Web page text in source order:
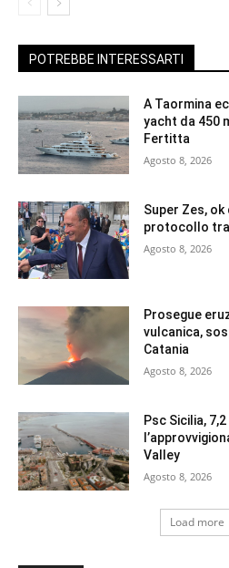
POTREBBE INTERESSARTI
A Taormina
yacht da 450
Fertitta
Agosto 8, 2026
Super Zes, ok
protocollo tra
Agosto 8, 2026
Prosegue
vulcanica,
Catania
Agosto 8, 2026
Psc Sicilia,
Valley
Agosto 8, 2026
Load more